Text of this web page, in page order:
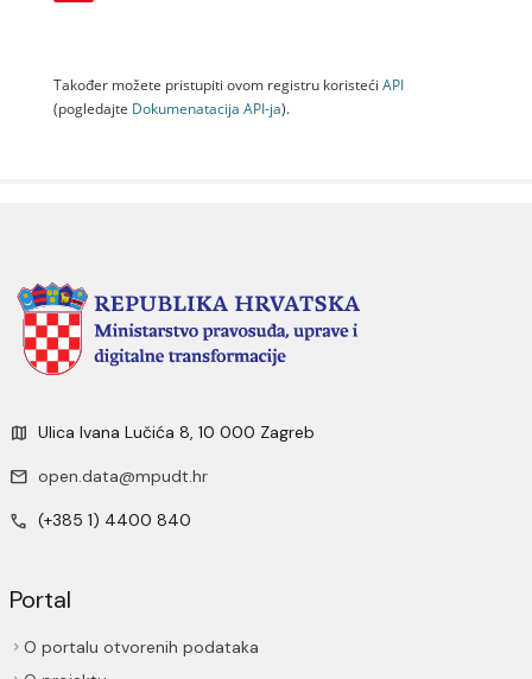
Također možete pristupiti ovom registru koristeći API
(pogledajte Dokumenаtаcijа API-jа).